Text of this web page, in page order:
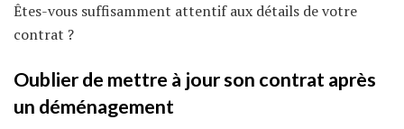
Êtes-vous suffisamment attentif aux détails de votre
contrat ?
Oublier de mettre à jour son contrat après
un déménagement